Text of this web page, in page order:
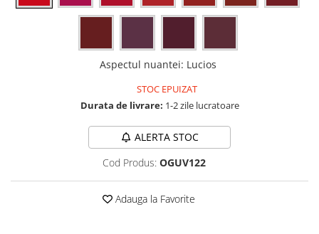
Aspectul nuantei: Lucios
STOC EPUIZAT
Durata de livrare: 1-2 zile lucratoare
ALERTA STOC
Cod Produs: OGUV122
Adauga la Favorite